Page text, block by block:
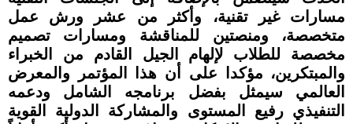
مسارات غير تقنية، وأكثر من عشر ورش عمل
متخصصة، ومنصتين للمناقشة ومسارات تصميم
مخصصة للطلاب لإلهام الجيل القادم من الخبراء
والمبتكرين، مؤكدا على أن هذا المؤتمر والمعرض
العالمي سيمثل بفضل برنامجه الشامل ودعمه
التنفيذي رفيع المستوى والمشاركة الدولية القوية